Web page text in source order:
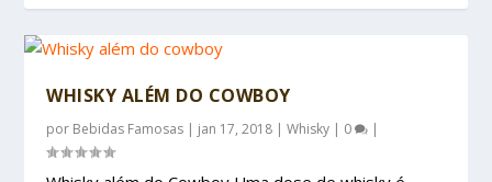
WHISKY ALÉM DO COWBOY
por Bebidas Famosas | jan 17, 2018 |Whisky | 0 |